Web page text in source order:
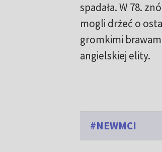
spadała. W 78.
mogli drżeć o
gromkimi
angielskiej elity.
#NEWMCI